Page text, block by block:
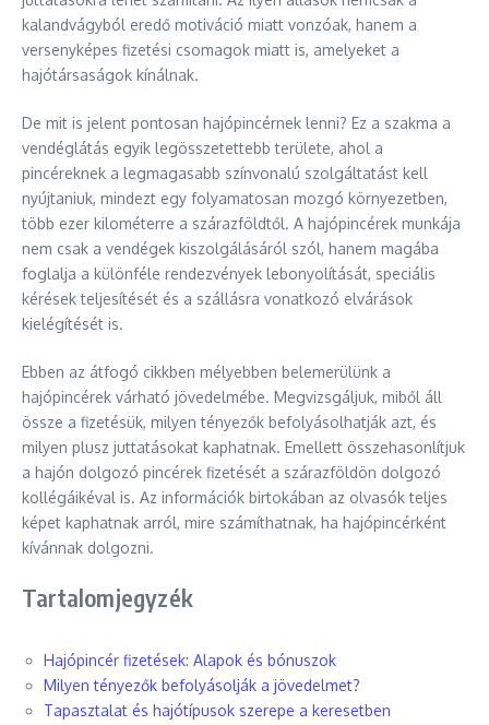
kalandvágyból eredő motiváció miatt vonzóak, hanem a
versenyképes fizetési csomagok miatt is, amelyeket a
hajótársaságok kínálnak.
De mit is jelent pontosan hajópincérnek lenni? Ez a szakma a
vendéglátás egyik legösszetettebb területe, ahol a
pincéreknek a legmagasabb színvonalú szolgáltatást kell
nyújtaniuk, mindezt egy folyamatosan mozgó környezetben,
több ezer kilométerre a szárazföldtől. A hajópincérek munkája
nem csak a vendégek kiszolgálásáról szól, hanem magába
foglalja a különféle rendezvények lebonyolítását, speciális
kérések teljesítését és a szállásra vonatkozó elvárások
kielégítését is.
Ebben az átfogó cikkben mélyebben belemerülünk a
hajópincérek várható jövedelmébe. Megvizsgáljuk, miből áll
össze a fizetésük, milyen tényezők befolyásolhatják azt, és
milyen plusz juttatásokat kaphatnak. Emellett összehasonlítjuk
a hajón dolgozó pincérek fizetését a szárazföldön dolgozó
kollégáikéval is. Az információk birtokában az olvasók teljes
képet kaphatnak arról, mire számíthatnak, ha hajópincérként
kívánnak dolgozni.
Tartalomjegyzék
Hajópincér fizetések: Alapok és bónuszok
Milyen tényezők befolyásolják a jövedelmet?
Tapasztalat és hajótípusok szerepe a keresetben